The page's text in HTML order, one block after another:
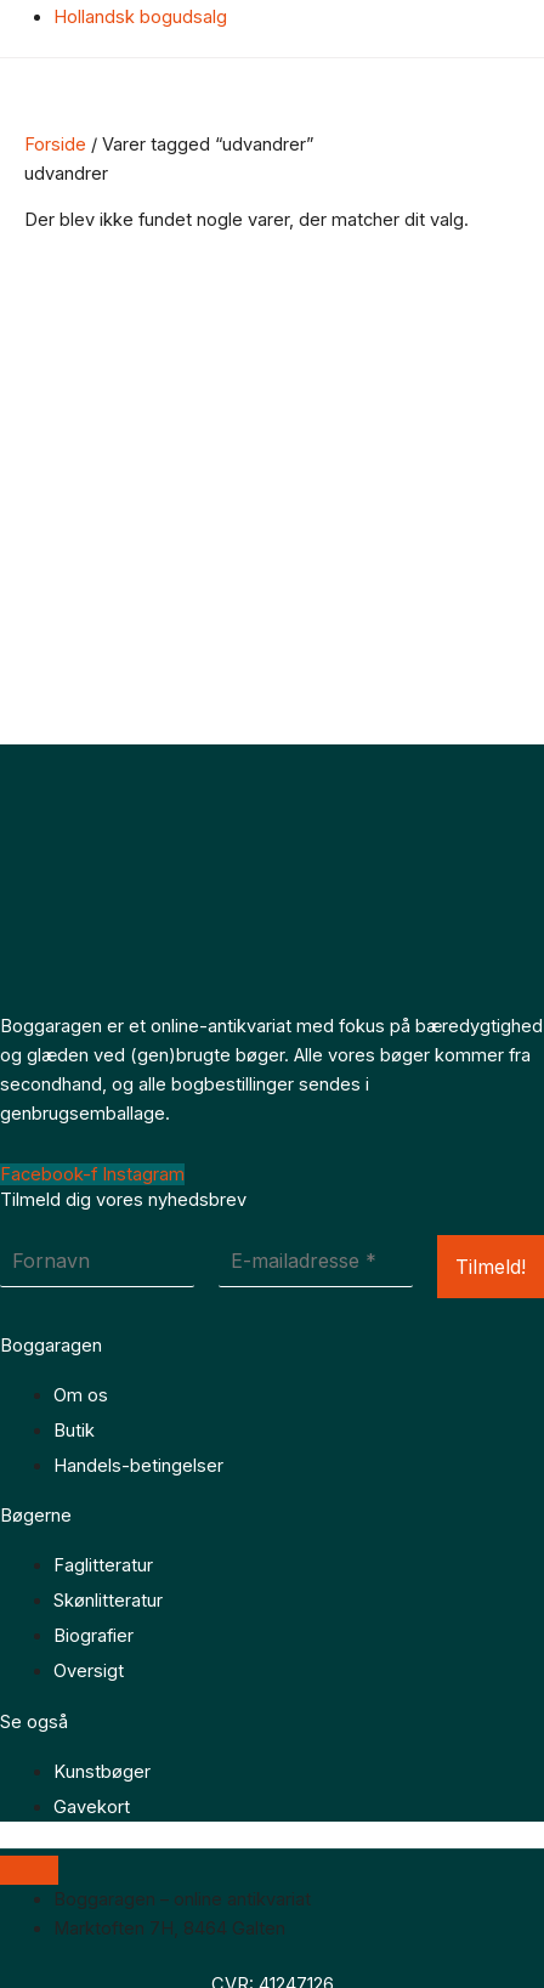
Hollandsk bogudsalg
Forside / Varer tagged “udvandrer”
udvandrer
Der blev ikke fundet nogle varer, der matcher dit valg.
Boggaragen er et online-antikvariat med fokus på bæredygtighed
og glæden ved (gen)brugte bøger. Alle vores bøger kommer fra
secondhand, og alle bogbestillinger sendes i
genbrugsemballage.
Facebook-f Instagram
Tilmeld dig vores nyhedsbrev
Boggaragen
Om os
Butik
Handels-betingelser
Bøgerne
Faglitteratur
Skønlitteratur
Biografier
Oversigt
Se også
Kunstbøger
Gavekort
Boggaragen – online antikvariat
Marktoften 7H, 8464 Galten